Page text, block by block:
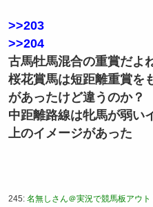
>>203
>>204
古馬牡馬混合の重賞だよ
桜花賞馬は短距離重賞を
があったけど違うのか？
中距離路線は牝馬が弱い
上のイメージがあった
245: 名無しさん＠実況で競馬板アウト